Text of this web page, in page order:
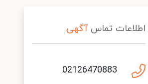
اطلاعات تماس آگهی
02126470883